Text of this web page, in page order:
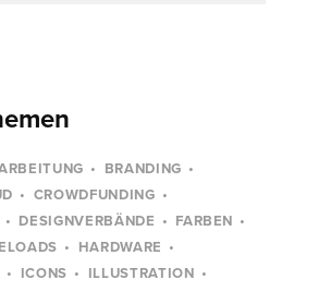
BRANDING
CROWDFUNDING
DESIGNVERBÄNDE
FARBEN
HARDWARE
ICONS
ILLUSTRATION